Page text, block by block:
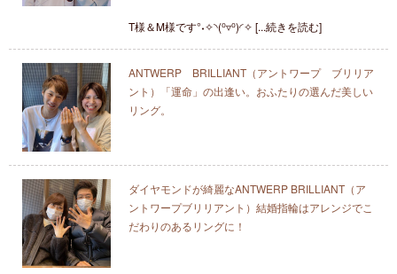
T様＆M様です°˖✧◝(⁰▿⁰)◜✧ [...続きを読む]
ANTWERP BRILLIANT（アントワープ ブリリア
ント）「運命」の出逢い。おふたりの選んだ美しい
リング。
ダイヤモンドが綺麗なANTWERP BRILLIANT（ア
ントワープブリリアント）結婚指輪はアレンジでこ
だわりのあるリングに！